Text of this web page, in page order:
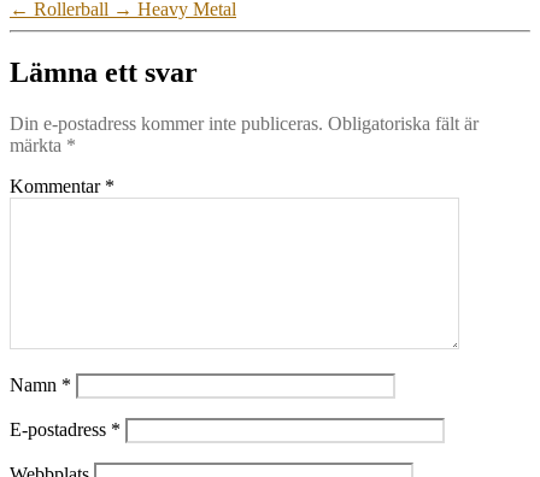
← Rollerball → Heavy Metal
Lämna ett svar
Din e-postadress kommer inte publiceras. Obligatoriska fält är
märkta *
Kommentar *
Namn *
E-postadress *